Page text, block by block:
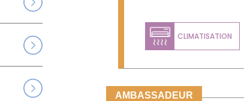
CLIMATISATION
AMBASSADEUR